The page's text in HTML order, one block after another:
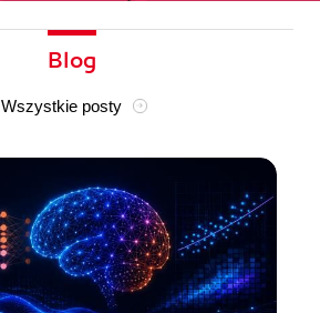
Blog
Wszystkie posty